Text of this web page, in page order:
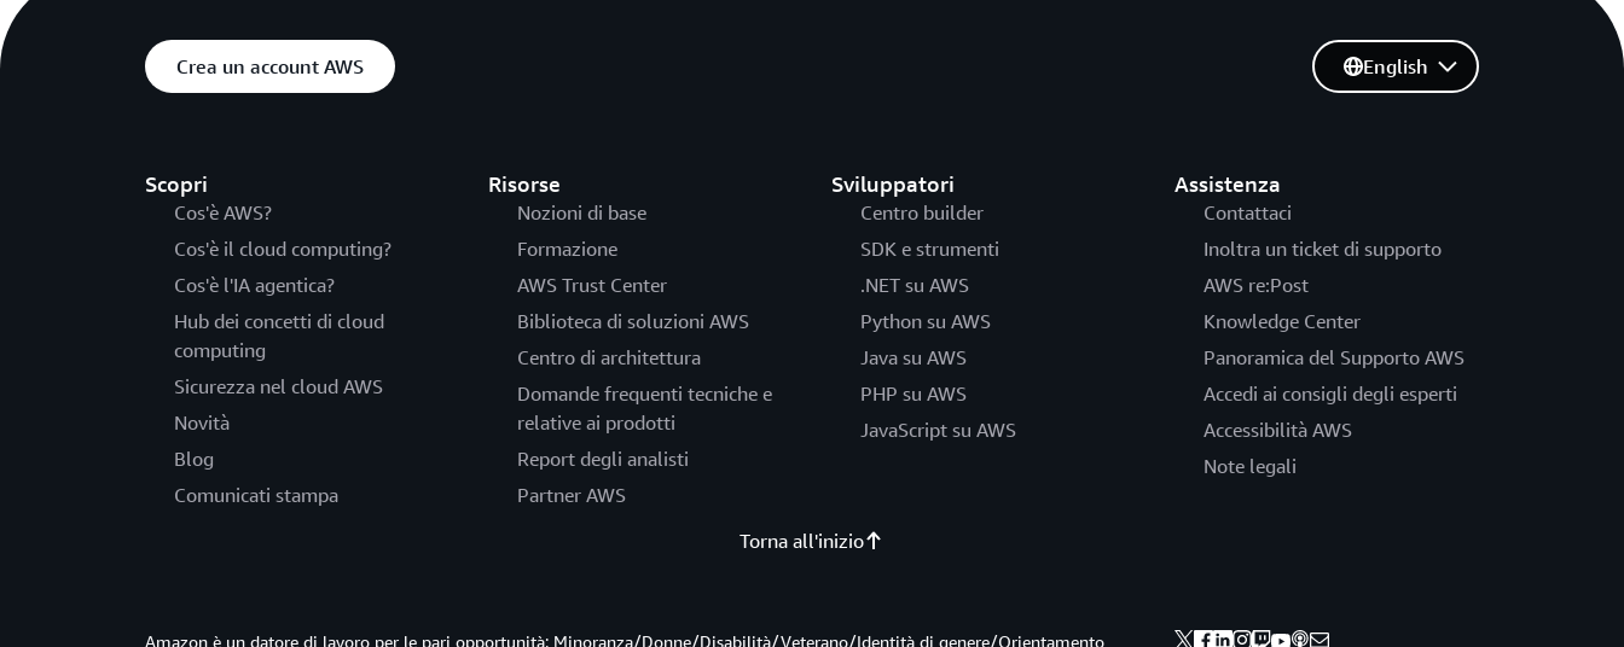
Crea un account AWS
Scopri
Cos'è AWS?
Cos'è il cloud computing?
Cos'è l'IA agentica?
Hub dei concetti di cloud
computing
Sicurezza nel cloud AWS
Novità
Blog
Comunicati stampa
Risorse
Nozioni di base
Formazione
AWS Trust Center
Biblioteca di soluzioni AWS
Centro di architettura
Domande frequenti tecniche e
relative ai prodotti
Report degli analisti
Partner AWS
Sviluppatori
Centro builder
SDK e strumenti
.NET su AWS
Python su AWS
Java su AWS
PHP su AWS
JavaScript su AWS
Assistenza
Contattaci
Inoltra un ticket di supporto
AWS re:Post
Knowledge Center
Panoramica del Supporto AWS
Accedi ai consigli degli esperti
Accessibilità AWS
Note legali
English
Torna all'inizio
Amazon è un datore di lavoro per le pari opportunità: Minoranza/Donne/Disabilità/Veterano/Identità di genere/Orientamento